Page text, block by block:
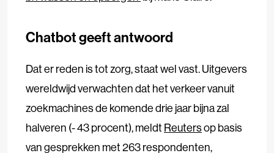
Chatbot geeft antwoord
Dat er reden is tot zorg, staat wel vast. Uitgevers
wereldwijd verwachten dat het verkeer vanuit
zoekmachines de komende drie jaar bijna zal
halveren (- 43 procent), meldt Reutersop basis
van gesprekken met 263 respondenten,